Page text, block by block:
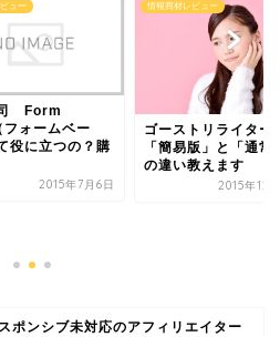
ュー
Form
ォームベー
役に立つの？購
2015年7月6日
情報商材レビュー
ゴーストリライター
「簡易版」と「通常
の違い教えます
2015年12
ポンシブ未対応のアフィリエイター